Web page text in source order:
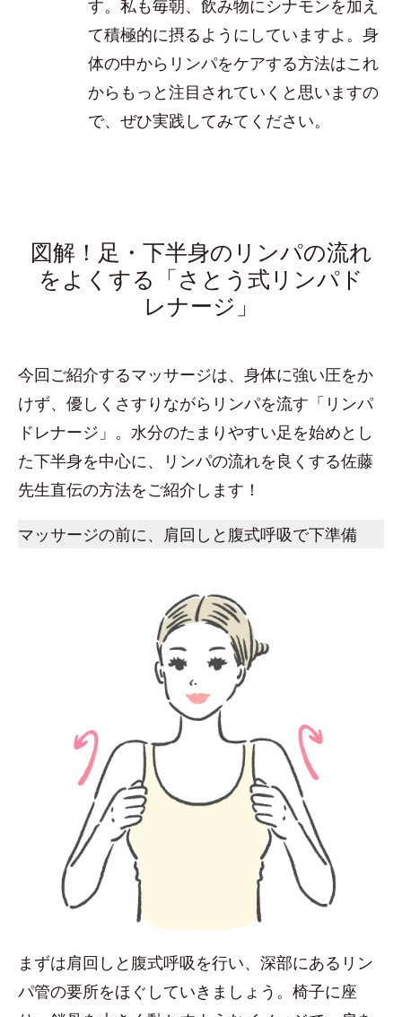
す。私も毎朝、飲み物にシナモンを加え
て積極的に摂るようにしていますよ。身
体の中からリンパをケアする方法はこれ
からもっと注目されていくと思いますの
で、ぜひ実践してみてください。
図解！足・下半身のリンパの流れ
をよくする「さとう式リンパド
レナージ」
今回ご紹介するマッサージは、身体に強い圧をか
けず、優しくさすりながらリンパを流す「リンパ
ドレナージ」。水分のたまりやすい足を始めとし
た下半身を中心に、リンパの流れを良くする佐藤
先生直伝の方法をご紹介します！
マッサージの前に、肩回しと腹式呼吸で下準備
まずは肩回しと腹式呼吸を行い、深部にあるリン
パ管の要所をほぐしていきましょう。椅子に座